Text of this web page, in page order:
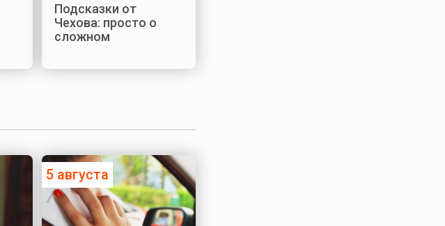
Подсказки от
Чехова: просто о
сложном
5 августа